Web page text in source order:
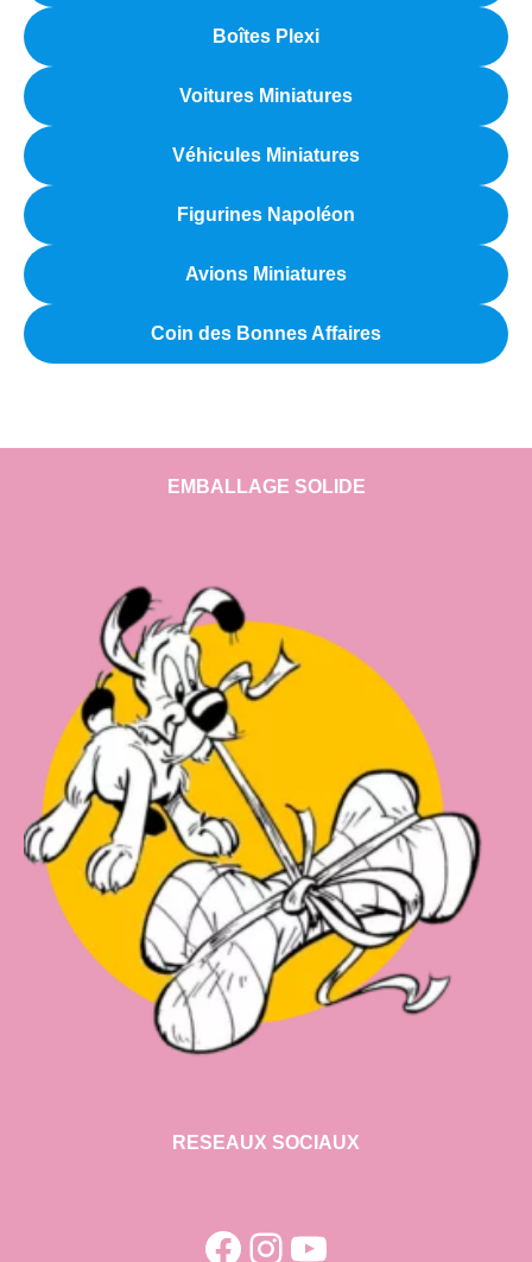
Boîtes Plexi
Voitures Miniatures
Véhicules Miniatures
Figurines Napoléon
Avions Miniatures
Coin des Bonnes Affaires
EMBALLAGE SOLIDE
RESEAUX SOCIAUX
Facebook
Instagram
YouTube